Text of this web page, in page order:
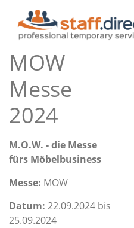
MOW
Messe
2024
M.O.W. - die Messe
fürs Möbelbusiness
Messe: MOW
Datum: 22.09.2024 bis
25.09.2024